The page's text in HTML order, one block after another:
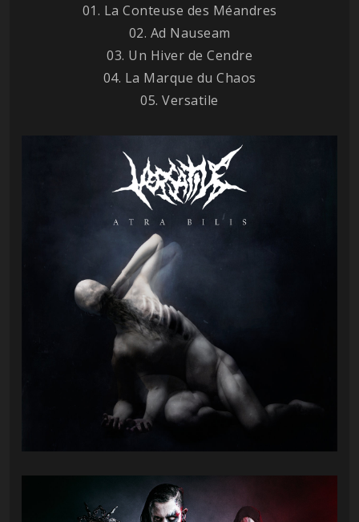
01. La Conteuse des Méandres
02. Ad Nauseam
03. Un Hiver de Cendre
04. La Marque du Chaos
05. Versatile